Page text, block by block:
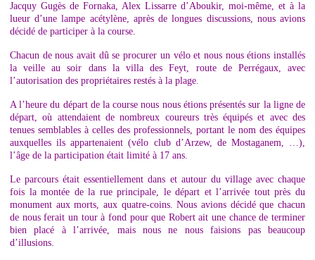
Jacquy Gugès de Fornaka, Alex Lissarre d’Aboukir, moi-même, et à la
lueur d’une lampe acétylène, après de longues discussions, nous avions
décidé de participer à la course.
Chacun de nous avait dû se procurer un vélo et nous nous étions installés
la veille au soir dans la villa des Feyt, route de Perrégaux, avec
l’autorisation des propriétaires restés à la plage.
A l’heure du départ de la course nous nous étions présentés sur la ligne de
départ, où attendaient de nombreux coureurs très équipés et avec des
tenues semblables à celles des professionnels, portant le nom des équipes
auxquelles ils appartenaient (vélo club d’Arzew, de Mostaganem, …),
l’âge de la participation était limité à 17 ans.
Le parcours était essentiellement dans et autour du village avec chaque
fois la montée de la rue principale, le départ et l’arrivée tout près du
monument aux morts, aux quatre-coins. Nous avions décidé que chacun
de nous ferait un tour à fond pour que Robert ait une chance de terminer
bien placé à l’arrivée, mais nous ne nous faisions pas beaucoup
d’illusions.